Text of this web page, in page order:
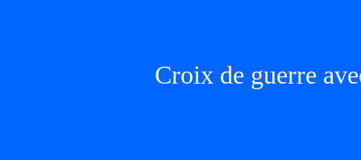
Croix de guerre